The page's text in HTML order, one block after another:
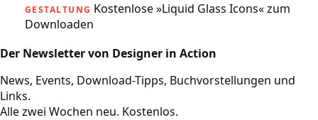
GESTALTUNG Kostenlose »Liquid Glass Icons« zum
Downloaden
Der Newsletter von Designer in Action
News, Events, Download-Tipps, Buchvorstellungen und
Links.
Alle zwei Wochen neu. Kostenlos.